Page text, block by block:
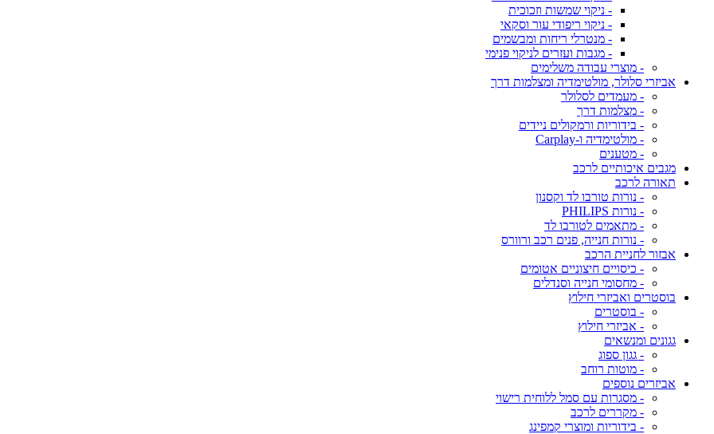
- ניקוי שמשות וזכוכית
- ניקוי ריפודי עור וסקאי
- מנטרלי ריחות ומבשמים
- מגבות ועזרים לניקוי פנימי
- מוצרי עבודה משלימים
אביזרי סלולר, מולטימדיה ומצלמות דרך
- מעמדים לסלולר
- מצלמות דרך
- בידוריות ורמקולים ניידים
- מולטימדיה ו-Carplay
- מטענים
מגבים איכותיים לרכב
תאורה לרכב
- נורות טורבו לד וקסנון
- נורות PHILIPS
- מתאמים לטורבו לד
- נורות חנייה, פנים רכב ורוורס
אבזור לחניית הרכב
- כיסויים חיצוניים אטומים
- מחסומי חנייה וסנדלים
בוסטרים ואביזרי חילוץ
- בוסטרים
- אביזרי חילוץ
גגונים ומנשאים
- גגון ספוג
- מוטות רוחב
אביזרים נוספים
- מסגרות עם סמל ללוחית רישוי
- מקררים לרכב
- בידוריות ומוצרי קמפינג